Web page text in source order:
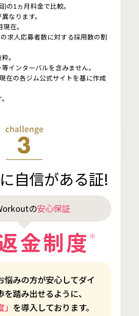
の1ヵ月料金で比較。
なります。
在。
求人応募者数に対する採用数の割
。
インターバルを含みません。
在の各ジム公式サイトを基に作成
自信がある証!
の安心保証
金制度 ※
悩みの方が安心してダイ
踏み出せるように、
を導入しております。